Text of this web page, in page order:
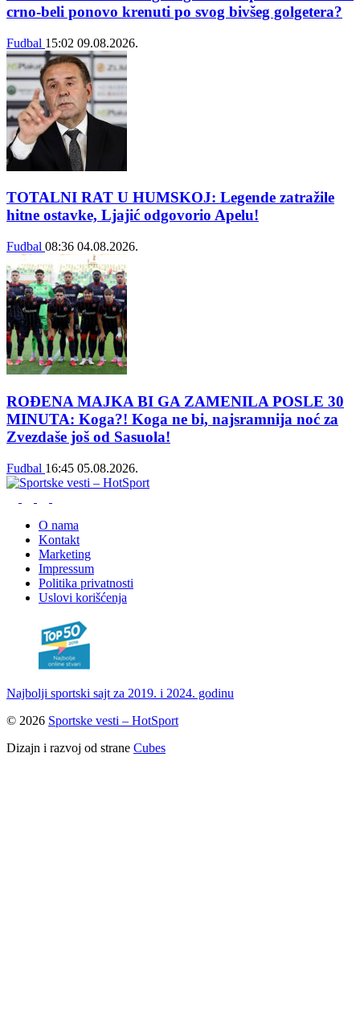
crno-beli ponovo krenuti po svog bivšeg golgetera?
Fudbal 15:02 09.08.2026.
TOTALNI RAT U HUMSKOJ: Legende zatražile
hitne ostavke, Ljajić odgovorio Apelu!
Fudbal 08:36 04.08.2026.
ROĐENA MAJKA BI GA ZAMENILA POSLE 30
MINUTA: Koga?! Koga ne bi, najsramnija noć za
Zvezdaše još od Sasuola!
Fudbal 16:45 05.08.2026.
O nama
Kontakt
Marketing
Impressum
Politika privatnosti
Uslovi korišćenja
Najbolji sportski sajt za 2019. i 2024. godinu
© 2026 Sportske vesti – HotSport
Dizajn i razvoj od strane Cubes